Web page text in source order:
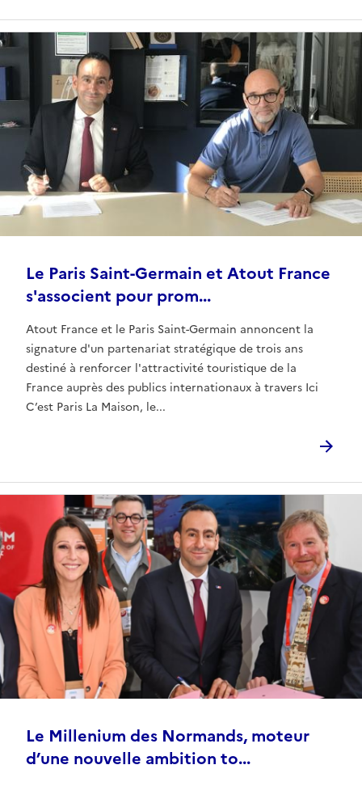
Le Paris Saint-Germain et Atout France
s'associent pour prom...
Atout France et le Paris Saint-Germain annoncent la
signature d'un partenariat stratégique de trois ans
destiné à renforcer l'attractivité touristique de la
France auprès des publics internationaux à travers Ici
C’est Paris La Maison, le...
Le Millenium des Normands, moteur
d’une nouvelle ambition to...